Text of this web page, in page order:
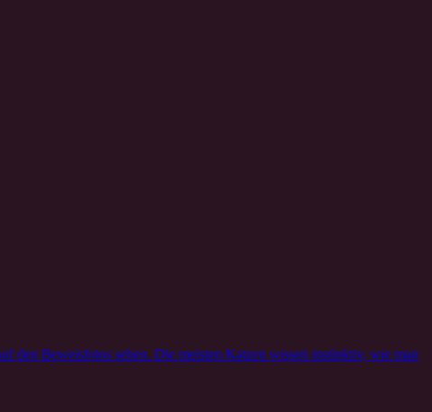
den Beweisfotos sehen. Die meisten Katzen wissen instinktiv, wie man